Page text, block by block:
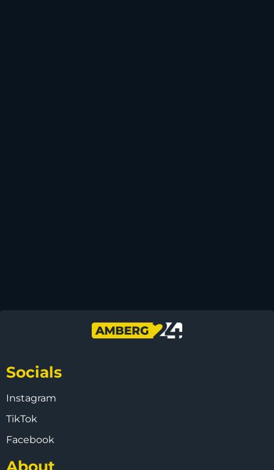
Socials
Instagram
TikTok
Facebook
About